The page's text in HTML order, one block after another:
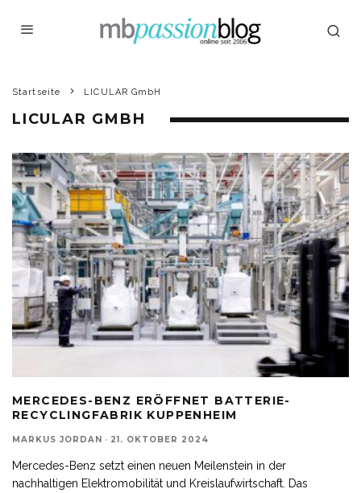
Startseite LICULAR GmbH
LICULAR GMBH
MERCEDES-BENZ ERÖFFNET BATTERIE-
RECYCLINGFABRIK KUPPENHEIM
MARKUS JORDAN · 21. OKTOBER 2024
Mercedes-Benz setzt einen neuen Meilenstein in der
nachhaltigen Elektromobilität und Kreislaufwirtschaft. Das